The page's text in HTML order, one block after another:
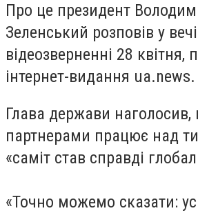
Про це президент
Зеленський розповів у
відеозверненні 28 квітня,
інтернет-видання ua.news.
Глава держави наголосив,
партнерами працює над
«саміт став справді
«Точно можемо сказати: